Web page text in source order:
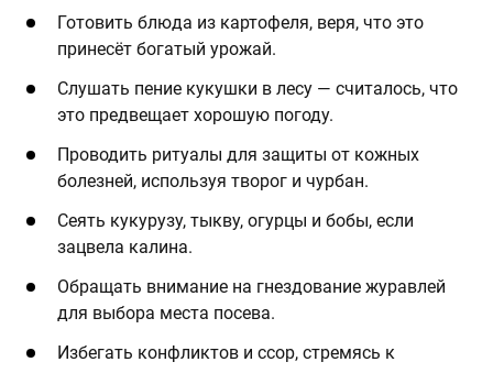
Готовить блюда из картофеля, веря, что это
принесёт богатый урожай.
Слушать пение кукушки в лесу — считалось, что
это предвещает хорошую погоду.
Проводить ритуалы для защиты от кожных
болезней, используя творог и чурбан.
Сеять кукурузу, тыкву, огурцы и бобы, если
зацвела калина.
Обращать внимание на гнездование журавлей
для выбора места посева.
Избегать конфликтов и ссор, стремясь к